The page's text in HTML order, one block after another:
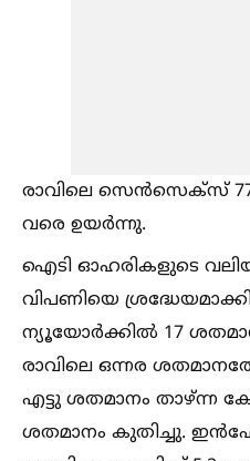
രാവിലെ സെൻസെക്സ്
വരെ ഉയർന്നു.
ഐടി ഓഹരികളുടെ
വിപണിയെ
ന്യൂയോർക്കില്‍ 17
രാവിലെ ഒന്നര
എട്ടു ശതമാനം താഴ്ന്ന
ശതമാനം കുതിച്ചു.